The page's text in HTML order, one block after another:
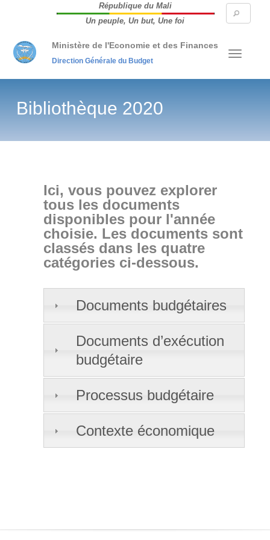
République du Mali
Un peuple, Un but, Une foi
form
Ministère de l'Economie et des Finances
Direction Générale du Budget
Bibliothèque 2020
Ici, vous pouvez explorer
tous les documents
disponibles pour l'année
choisie. Les documents sont
classés dans les quatre
catégories ci-dessous.
Documents budgétaires
Documents d’exécution
budgétaire
Processus budgétaire
Contexte économique